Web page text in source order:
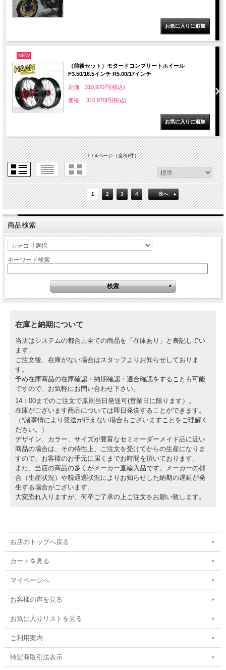
NEW
（前後セット）モタードコンプリートホイール
F3.50/16.5インチ R5.00/17インチ
定価：310,970円(税込)
価格： 310,970円(税込)
1 / 4ページ（全80件）
1 2 3 4 次へ
商品検索
キーワード検索
在庫と納期について
当店はシステムの都合上全ての商品を「在庫あり」と表記してい
ます。
ご注文後、在庫がない場合はスタッフよりお知らせしておりま
す。
予め在庫商品の在庫確認・納期確認・適合確認をすることも可能
ですので、お気軽にお問い合わせ下さい。
14：00までのご注文で原則当日発送可(営業日に限ります）。
在庫がございます商品については即日発送することができます。
（*諸事情により発送が行えない場合もございますことをご理解く
ださい。）
デザイン、カラー、サイズが豊富なセミオーダーメイド品に近い
商品の場合は、その特性上、ご注文を受けてからの生産になりま
すので、お客様のお手元に届くまでお時間を頂いております。
また、当店の商品の多くがメーカー直輸入品です。メーカーの都
合（生産状況）や税通過状況によりお知らせした納期の遅延が発
生する場合がございます。
大変恐れ入りますが、何卒ご了承の上ご注文をお願い致します。
お店のトップへ戻る
カートを見る
マイページへ
お客様の声を見る
お気に入りリストを見る
ご利用案内
特定商取引法表示